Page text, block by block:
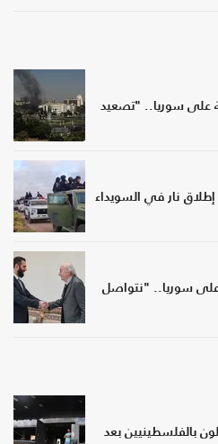
على سوريا.. "تصعيد
نار في السويداء
على سوريا.. "نتواصل
بالفلسطينيين بعد